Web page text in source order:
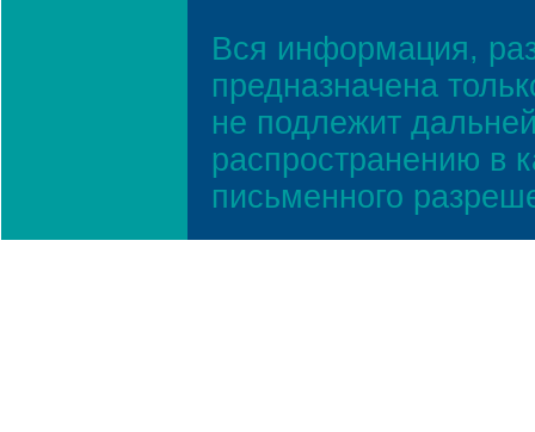
Вся информация,
предназначена
не подлежит
распространению в
письменного